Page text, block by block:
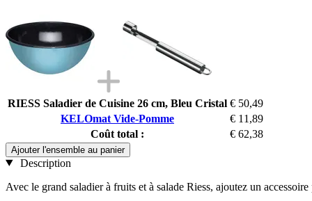
RIESS Saladier de Cuisine 26 cm, Bleu Cristal € 50,49
KELOmat Vide-Pomme
€ 11,89
Coût total :
€ 62,38
Ajouter l'ensemble au panier
Description
Avec le grand saladier à fruits et à salade Riess, ajoutez un